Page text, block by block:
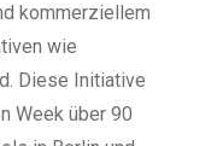
kommerziellem
wie
Diese Initiative
Week über 90